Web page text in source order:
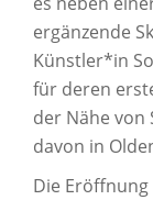
ergänzende
Künstler*in
für deren
der Nähe
davon in
Die